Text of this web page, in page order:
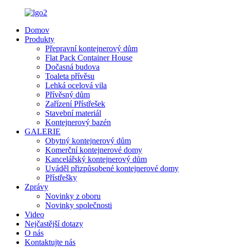
Domov
Produkty
Přepravní kontejnerový dům
Flat Pack Container House
Dočasná budova
Toaleta přívěsu
Lehká ocelová vila
Přívěsný dům
Zařízení Přístřešek
Stavební materiál
Kontejnerový bazén
GALERIE
Obytný kontejnerový dům
Komerční kontejnerové domy
Kancelářský kontejnerový dům
Uváděl přizpůsobené kontejnerové domy
Přístřešky
Zprávy
Novinky z oboru
Novinky společnosti
Video
Nejčastější dotazy
O nás
Kontaktujte nás